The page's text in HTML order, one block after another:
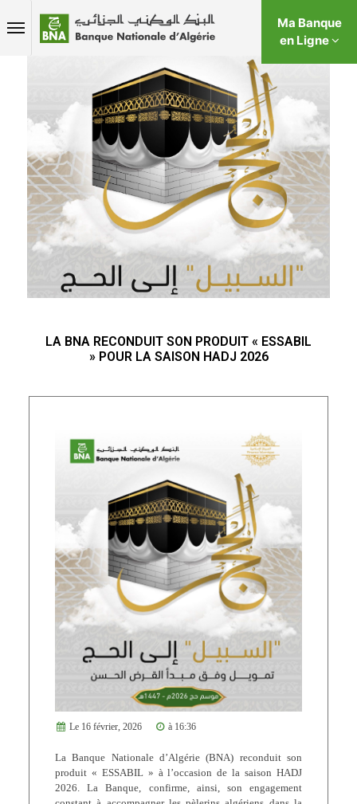
Ma Banque
en Ligne
LA BNA RECONDUIT SON PRODUIT « ESSABIL
» POUR LA SAISON HADJ 2026
Le 16 février, 2026 à 16:36
La Banque Nationale d’Algérie (BNA) reconduit son
produit « ESSABIL » à l’occasion de la saison HADJ
2026. La Banque, confirme, ainsi, son engagement